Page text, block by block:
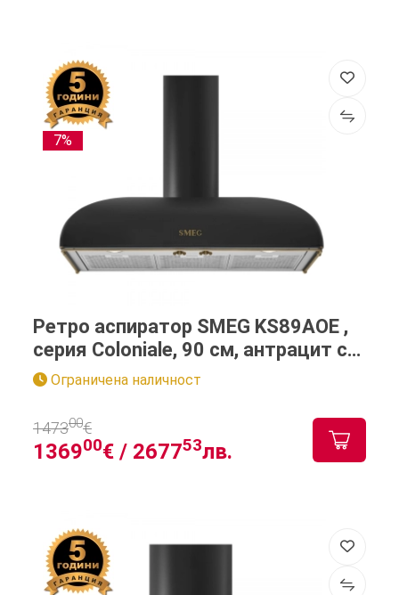
7%
Ретро аспиратор SMEG KS89AOE ,
серия Coloniale, 90 см, антрацит с
месинг
Ограничена наличност
136900€ / 267753лв.
147300€